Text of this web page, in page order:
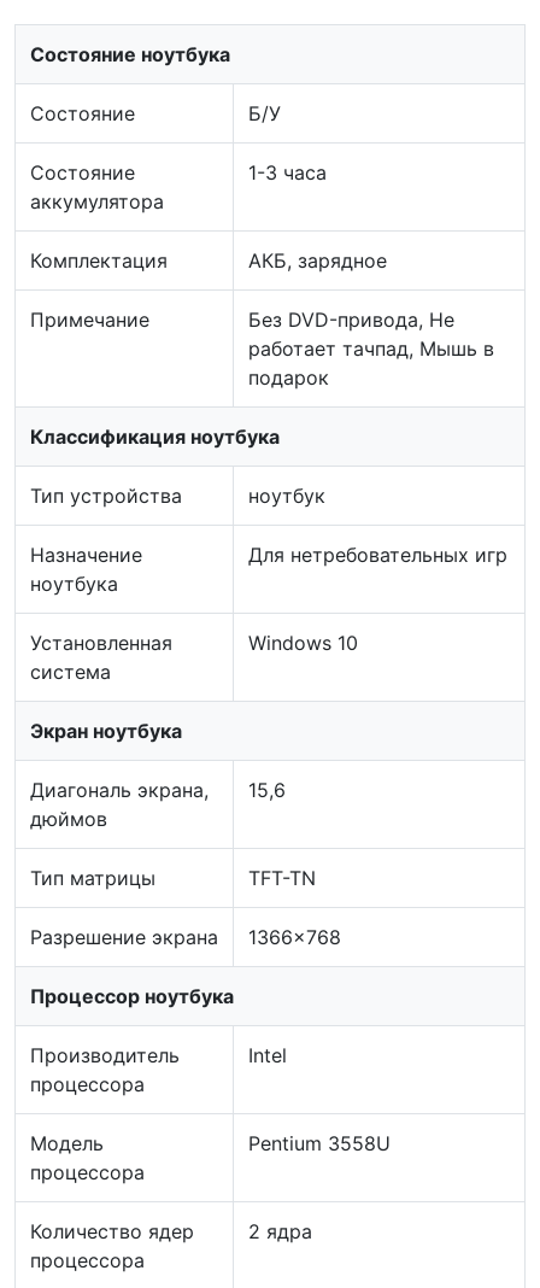
Состояние ноутбука
Состояние Б/У
Состояние
аккумулятора
1-3 часа
Комплектация АКБ, зарядное
Примечание
Без DVD-привода, Не
работает тачпад, Мышь в
подарок
Классификация ноутбука
Тип устройства ноутбук
Назначение
ноутбука
Для нетребовательных игр
Установленная
система
Windows 10
Экран ноутбука
Диагональ экрана,
дюймов
15,6
Тип матрицы TFT-TN
Разрешение экрана 1366x768
Процессор ноутбука
Производитель
процессора
Intel
Модель
процессора
Pentium 3558U
Количество ядер
процессора
2 ядра